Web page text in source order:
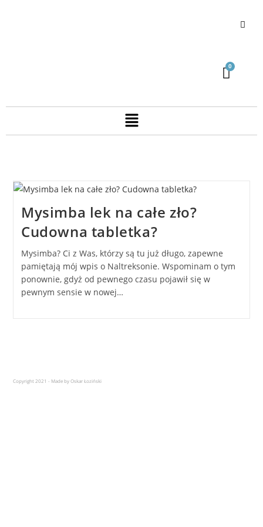
Mysimba lek na całe zło?
Cudowna tabletka?
Mysimba? Ci z Was, którzy są tu już długo, zapewne
pamiętają mój wpis o Naltreksonie. Wspominam o tym
ponownie, gdyż od pewnego czasu pojawił się w
pewnym sensie w nowej…
Copyright 2021 - Made by Oskar Łoziński